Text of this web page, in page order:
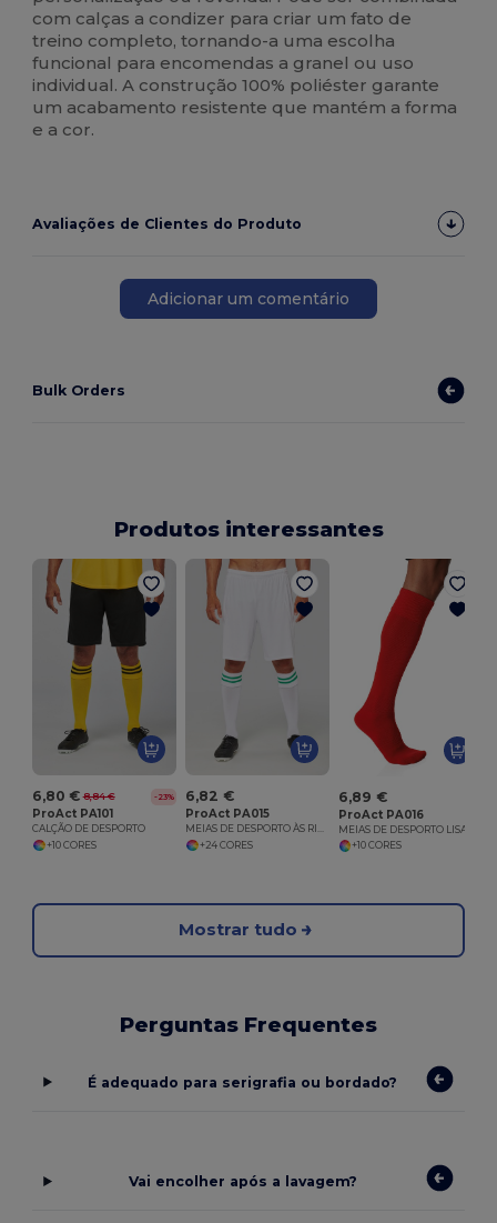
com calças a condizer para criar um fato de
treino completo, tornando-a uma escolha
funcional para encomendas a granel ou uso
individual. A construção 100% poliéster garante
um acabamento resistente que mantém a forma
e a cor.
Avaliações de Clientes do Produto
Adicionar um comentário
Bulk Orders
Produtos interessantes
6,80 € 8,84 € -23%
ProAct PA101
CALÇÃO DE DESPORTO
+10 CORES
6,82 €
ProAct PA015
MEIAS DE DESPORTO ÀS RISCAS
+24 CORES
6,89 €
ProAct PA016
MEIAS DE DESPORTO LISAS
+10 CORES
Mostrar tudo
Perguntas Frequentes
É adequado para serigrafia ou bordado?
Vai encolher após a lavagem?